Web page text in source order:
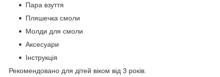
Пара взуття
Пляшечка смоли
Молди для смоли
Аксесуари
Інструкція
Рекомендовано для дітей віком від 3 років.